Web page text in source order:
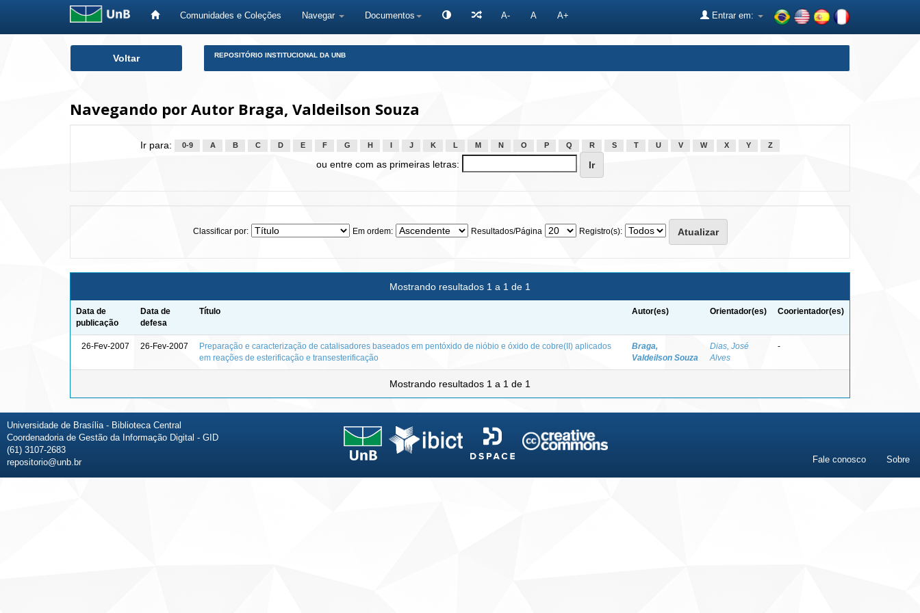
Comunidades e Coleções Navegar Documentos A- A A+ Entrar em:
Voltar REPOSITÓRIO INSTITUCIONAL DA UNB
Navegando por Autor Braga, Valdeilson Souza
Ir para: 0-9 A B C D E F G H J K L M N O P Q R S T U V W X Y Z
ou entre com as primeiras letras:
Classificar por: Em ordem: Resultados/Página Registro(s):
Mostrando resultados 1 a 1 de 1
Data de
publicação
Data de
defesa
Título Autor(es) Orientador(es) Coorientador(es)
26-Fev-2007 26-Fev-2007
Preparação e caracterização de catalisadores baseados em pentóxido de nióbio e óxido de cobre(II) aplicados
em reações de esterificação e transesterificação
Braga,
Valdeilson Souza
Dias, José
Alves
-
Mostrando resultados 1 a 1 de 1
Universidade de Brasília - Biblioteca Central
Coordenadoria de Gestão da Informação Digital - GID
(61) 3107-2683
repositorio@unb.br
Fale conosco Sobre